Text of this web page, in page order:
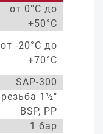
от 0°С до
+50°С
от -20°С до
+70°С
SAP-300
резьба 1½"
BSP, PP
1 бар